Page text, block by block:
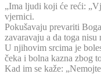
„Ima ljudi koji će reći:
vjernici.
Pokušavaju prevariti
zavaravaju a da toga nisu
U njihovim srcima je
čeka i bolna kazna zbog
Kad im se kaže: